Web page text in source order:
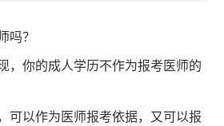
吗？
，你的成人学历不作为报考医师的
可以作为医师报考依据，又可以报